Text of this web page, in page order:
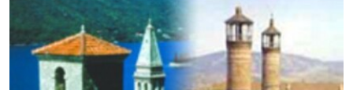
FOTOQALEREYA
İNFOQRAFIKA
RADIO ARXIV
OXU ZALI
AZƏRBAYCAN ƏDƏBIYYATI KITABXANASI
HAQQIMIZDA
MISSIYAMIZ